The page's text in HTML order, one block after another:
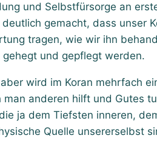
und Selbstfürsorge an
gemacht, dass unser
tragen, wie wir ihn
gehegt und gepflegt werden.
wird im Koran mehrfach
man anderen hilft und Gutes
ja dem Tiefsten inneren,
Quelle unsererselbst